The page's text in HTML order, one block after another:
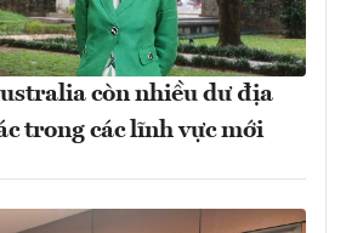
còn nhiều dư địa
trong các lĩnh vực mới